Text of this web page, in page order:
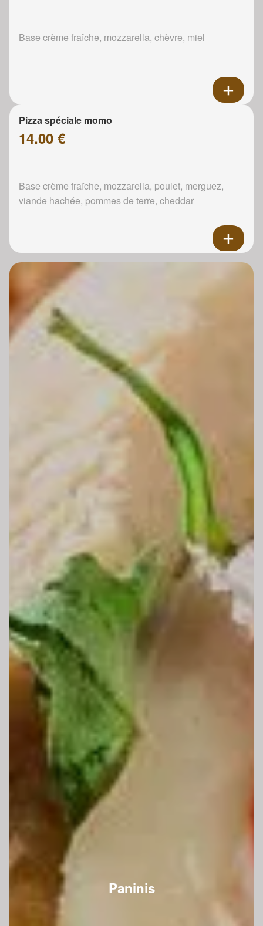
Base crème fraîche, mozzarella, chèvre, miel
Pizza spéciale momo
14.00 €
Base crème fraîche, mozzarella, poulet, merguez,
viande hachée, pommes de terre, cheddar
Paninis